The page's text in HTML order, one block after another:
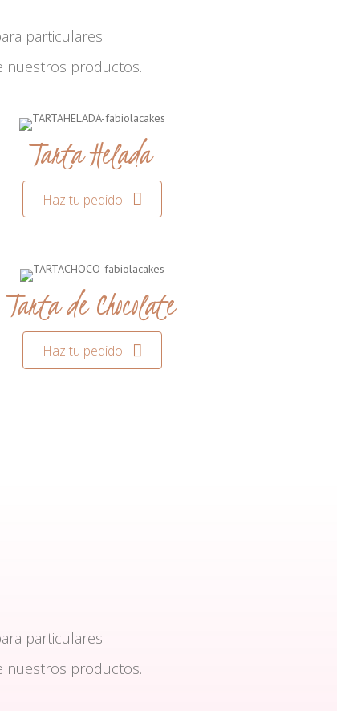
particulares.
nuestros productos.
Tarta Helada
Haz tu pedido
Tarta de Chocolate
Haz tu pedido
particulares.
nuestros productos.